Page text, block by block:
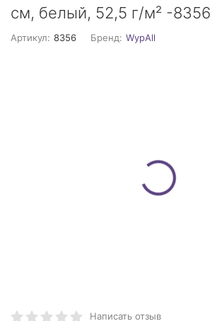
см, белый, 52,5 г/м² -8356
Артикул: 8356 Бренд: WypAll
Написать отзыв